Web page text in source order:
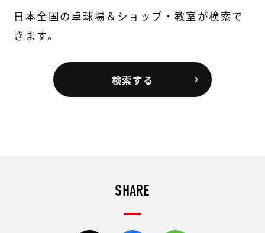
日本全国の卓球場＆ショップ・教室が検索で
きます。
検索する
SHARE